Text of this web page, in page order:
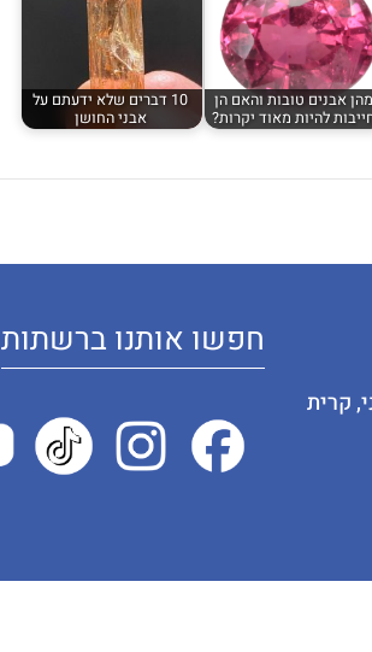
מהן אבנים טובות והאם הן
להיות מאוד יקרות?
10 דברים שלא ידעתם על
אבני החושן
קרית
חפשו אותנו ברשתות